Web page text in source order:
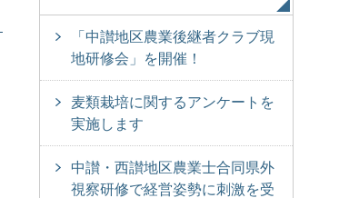
「中讃地区農業後継者クラブ現
地研修会」を開催！
麦類栽培に関するアンケートを
実施します
中讃・西讃地区農業士合同県外
視察研修で経営姿勢に刺激を受